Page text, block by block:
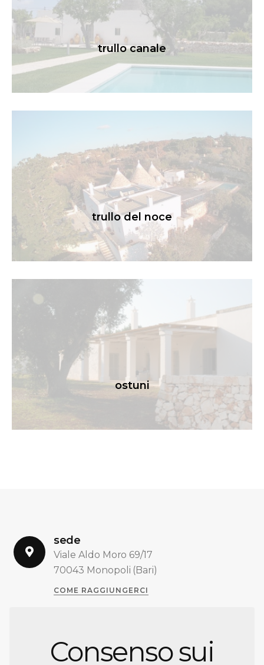
trullo canale
trullo del noce
ostuni
sede
Viale Aldo Moro 69/17
70043 Monopoli (Bari)
COME RAGGIUNGERCI
giovannimusa@libero.it
Consenso sui